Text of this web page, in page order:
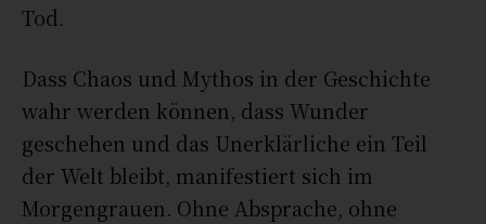
Tod.
Dass Chaos und Mythos in der Geschichte
wahr werden können, dass Wunder
geschehen und das Unerklärliche ein Teil
der Welt bleibt, manifestiert sich im
Morgengrauen. Ohne Absprache, ohne